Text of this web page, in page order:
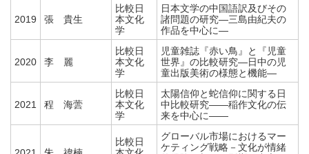
2019 張 貴生
比較日
本文化
学
日本文学の中国語訳及びその
諸問題の研究―三島由紀夫の
作品を中心に―
2020 李 麗
比較日
本文化
学
児童雑誌『赤い鳥』と『児童
世界』の比較研究―日中の児
童出版美術の様態と機能―
2021 程 海蕓
比較日
本文化
学
太陽信仰と蛇信仰に関する日
中比較研究――稲作文化の伝
来を中心に――
比較日
グローバル市場におけるマー
ケティング戦略－文化が情緒